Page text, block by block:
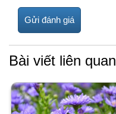
Bài viết liên quan